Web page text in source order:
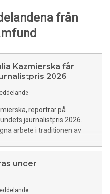
från
Kazmierska får
2026
reportrar på
journalistpris 2026.
arbete i traditionen av
under